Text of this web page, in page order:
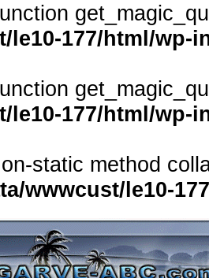
le10-177/html/
le10-177/html/
static method
wwwcust/le10-